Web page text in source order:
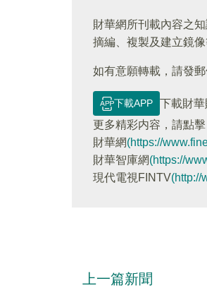
財華網所刊載內容之
摘編、複製及建立鏡像
如有意願轉載，請發
下載APP
下載財
更多精彩内容，請點擊
財華網(https://
財華智庫網(https://
現代電視FINTV(http://
上一篇新聞